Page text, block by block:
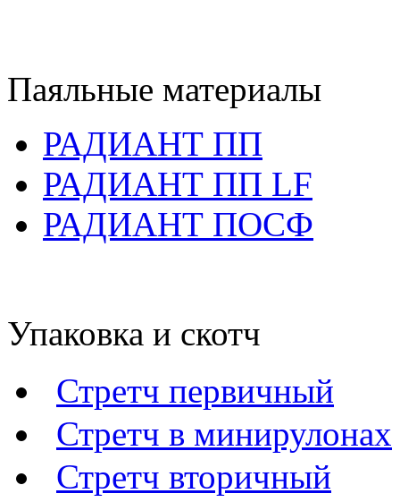
Паяльные материалы
РАДИАНТ ПП
РАДИАНТ ПП LF
РАДИАНТ ПОСФ
Упаковка и скотч
Стретч первичный
Стретч в минирулонах
Стретч вторичный